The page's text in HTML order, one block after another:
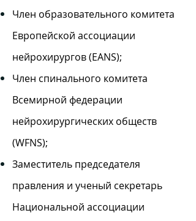
Член образовательного комитета
Европейской ассоциации
нейрохирургов (EANS);
Член спинального комитета
Всемирной федерации
нейрохирургических обществ
(WFNS);
Заместитель председателя
правления и ученый секретарь
Национальной ассоциации